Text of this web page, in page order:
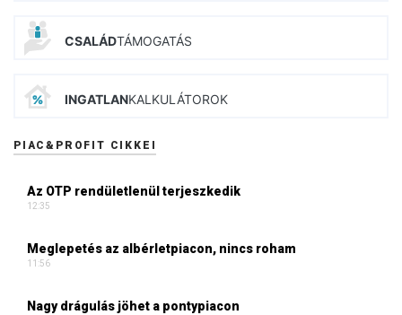
CSALÁDTÁMOGATÁS
INGATLANKALKULÁTOROK
PIAC&PROFIT CIKKEI
Az OTP rendületlenül terjeszkedik
12:35
Meglepetés az albérletpiacon, nincs roham
11:56
Nagy drágulás jöhet a pontypiacon